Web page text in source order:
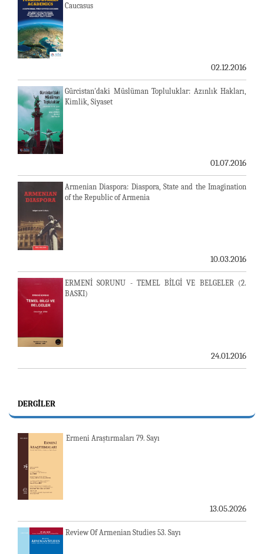
Caucasus
02.12.2016
Gürcistan'daki Müslüman Topluluklar: Azınlık Hakları,
Kimlik, Siyaset
01.07.2016
Armenian Diaspora: Diaspora, State and the Imagination
of the Republic of Armenia
10.03.2016
ERMENİ SORUNU - TEMEL BİLGİ VE BELGELER (2.
BASKI)
24.01.2016
DERGILER
Ermeni Araştırmaları 79. Sayı
13.05.2026
Review Of Armenian Studies 53. Sayı